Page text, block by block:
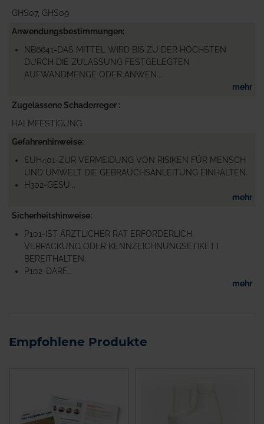
GHS07, GHS09
Anwendungsbestimmungen
NB6641-DAS MITTEL WIRD BIS ZU DER HÖCHSTEN
DURCH DIE ZULASSUNG FESTGELEGTEN
AUFWANDMENGE ODER ANWEN...
mehr
Zugelassene Schaderreger
HALMFESTIGUNG
Gefahrenhinweise
EUH401-ZUR VERMEIDUNG VON RISIKEN FÜR MENSCH
UND UMWELT DIE GEBRAUCHSANLEITUNG EINHALTEN.
H302-GESU...
mehr
Sicherheitshinweise
P101-IST ÄRZTLICHER RAT ERFORDERLICH,
VERPACKUNG ODER KENNZEICHNUNGSETIKETT
BEREITHALTEN.
P102-DARF...
mehr
Empfohlene Produkte